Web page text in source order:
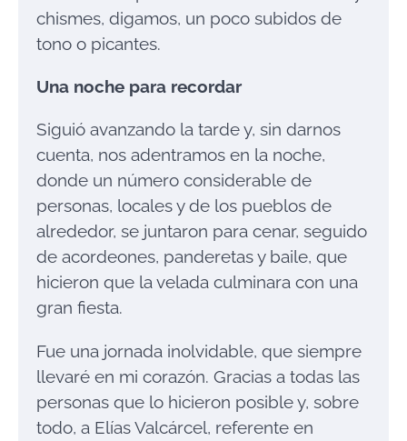
chismes, digamos, un poco subidos de
tono o picantes.
Una noche para recordar
Siguió avanzando la tarde y, sin darnos
cuenta, nos adentramos en la noche,
donde un número considerable de
personas, locales y de los pueblos de
alrededor, se juntaron para cenar, seguido
de acordeones, panderetas y baile, que
hicieron que la velada culminara con una
gran fiesta.
Fue una jornada inolvidable, que siempre
llevaré en mi corazón. Gracias a todas las
personas que lo hicieron posible y, sobre
todo, a Elías Valcárcel, referente en